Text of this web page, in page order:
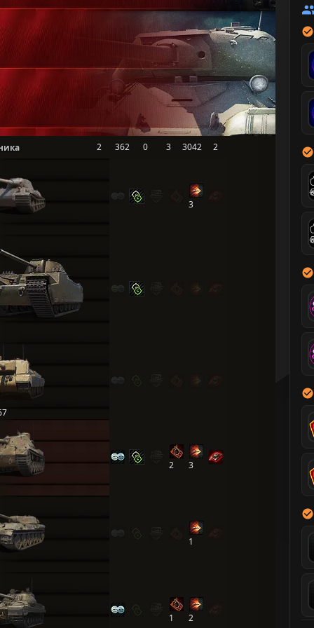
2 362 0 3 3042 2
3
2 3
1
1 2